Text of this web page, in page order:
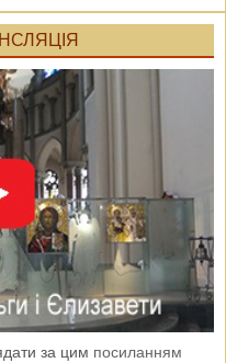
за цим посиланням